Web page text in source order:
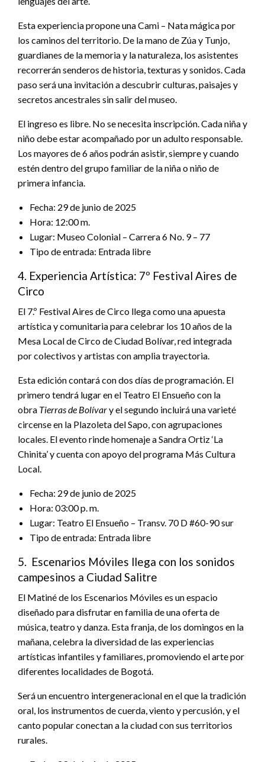
Esta experiencia propone una Cami – Nata mágica por
los caminos del territorio. De la mano de Zúa y Tunjo,
guardianes de la memoria y la naturaleza, los asistentes
recorrerán senderos de historia, texturas y sonidos. Cada
paso será una invitación a descubrir culturas, paisajes y
secretos ancestrales sin salir del museo.
El ingreso es libre. No se necesita inscripción. Cada niña y
niño debe estar acompañado por un adulto responsable.
Los mayores de 6 años podrán asistir, siempre y cuando
estén dentro del grupo familiar de la niña o niño de
primera infancia.
Fecha: 29 de junio de 2025
Hora: 12:00 m.
Lugar: Museo Colonial – Carrera 6 No. 9 – 77
Tipo de entrada: Entrada libre
4. Experiencia Artística: 7º Festival Aires de
Circo
El 7.º Festival Aires de Circo llega como una apuesta
artística y comunitaria para celebrar los 10 años de la
Mesa Local de Circo de Ciudad Bolívar, red integrada
por colectivos y artistas con amplia trayectoria.
Esta edición contará con dos días de programación. El
primero tendrá lugar en el Teatro El Ensueño con la
obra Tierras de Bolívary el segundo incluirá una varieté
circense en la Plazoleta del Sapo, con agrupaciones
locales. El evento rinde homenaje a Sandra Ortiz ‘La
Chinita’ y cuenta con apoyo del programa Más Cultura
Local.
Fecha: 29 de junio de 2025
Hora: 03:00 p. m.
Lugar: Teatro El Ensueño – Transv. 70 D #60-90 sur
Tipo de entrada: Entrada libre
5. Escenarios Móviles llega con los sonidos
campesinos a Ciudad Salitre
El Matiné de los Escenarios Móviles es un espacio
diseñado para disfrutar en familia de una oferta de
música, teatro y danza. Esta franja, de los domingos en la
mañana, celebra la diversidad de las experiencias
artísticas infantiles y familiares, promoviendo el arte por
diferentes localidades de Bogotá.
Será un encuentro intergeneracional en el que la tradición
oral, los instrumentos de cuerda, viento y percusión, y el
canto popular conectan a la ciudad con sus territorios
rurales.